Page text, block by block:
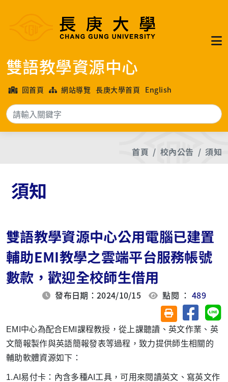
雙語教學資源中心
回首頁 網站導覽 長庚大學首頁 English
搜尋
首頁 校內公告 須知
須知
雙語教學資源中心公用電腦已建置
輔助EMI教學之雲端平台服務帳號
數款，歡迎全校師生借用
發布日期：2024/10/15 點閱 ：489
友善列印(另開視
分享至
EMI中心為配合EMI課程教授，從上課聽讀、英文作業、英
文簡報製作與英語簡報發表等過程，致力提供師生相關的
輔助軟體資源如下：
1.AI易付卡：內含多種AI工具，可用來閱讀英文、寫英文作